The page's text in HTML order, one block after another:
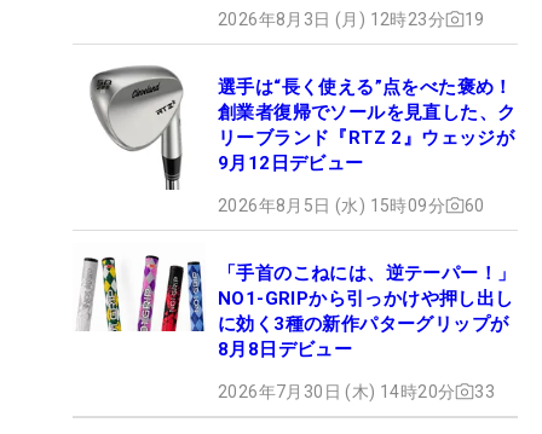
2026年8月3日 (月) 12時23分 19
選手は“長く使える”点をべた褒め！
創業者復帰でソールを見直した、ク
リーブランド『RTZ 2』ウェッジが
9月12日デビュー
2026年8月5日 (水) 15時09分 60
「手首のこねには、逆テーパー！」
NO1-GRIPから引っかけや押し出し
に効く3種の新作パターグリップが
8月8日デビュー
2026年7月30日 (木) 14時20分 33